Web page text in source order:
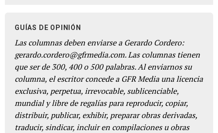
GUÍAS DE OPINIÓN
Las columnas deben enviarse a Gerardo Cordero:
gerardo.cordero@gfrmedia.com. Las columnas tienen
que ser de 300, 400 o 500 palabras. Al enviarnos su
columna, el escritor concede a GFR Media una licencia
exclusiva, perpetua, irrevocable, sublicenciable,
mundial y libre de regalías para reproducir, copiar,
distribuir, publicar, exhibir, preparar obras derivadas,
traducir, sindicar, incluir en compilaciones u obras